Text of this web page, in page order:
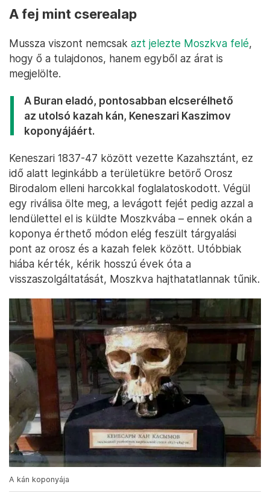
A fej mint cserealap
Mussza viszont nemcsak azt jelezte Moszkva felé,
hogy ő a tulajdonos, hanem egyből az árat is
megjelölte.
A Buran eladó, pontosabban elcserélhető
az utolsó kazah kán, Keneszari Kaszimov
koponyájáért.
Keneszari 1837-47 között vezette Kazahsztánt, ez
idő alatt leginkább a területükre betörő Orosz
Birodalom elleni harcokkal foglalatoskodott. Végül
egy riválisa ölte meg, a levágott fejét pedig azzal a
lendülettel el is küldte Moszkvába – ennek okán a
koponya érthető módon elég feszült tárgyalási
pont az orosz és a kazah felek között. Utóbbiak
hiába kérték, kérik hosszú évek óta a
visszaszolgáltatását, Moszkva hajthatatlannak tűnik.
A kán koponyája